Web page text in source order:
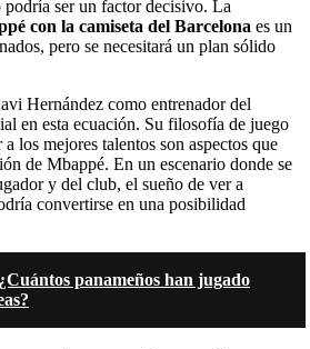
podría ser un factor decisivo. La
con la camiseta del Barcelona es un
pero se necesitará un plan sólido
Hernández como entrenador del
en esta ecuación. Su filosofía de juego
los mejores talentos son aspectos que
de Mbappé. En un escenario donde se
y del club, el sueño de ver a
convertirse en una posibilidad
¿Cuántos panameños han jugado